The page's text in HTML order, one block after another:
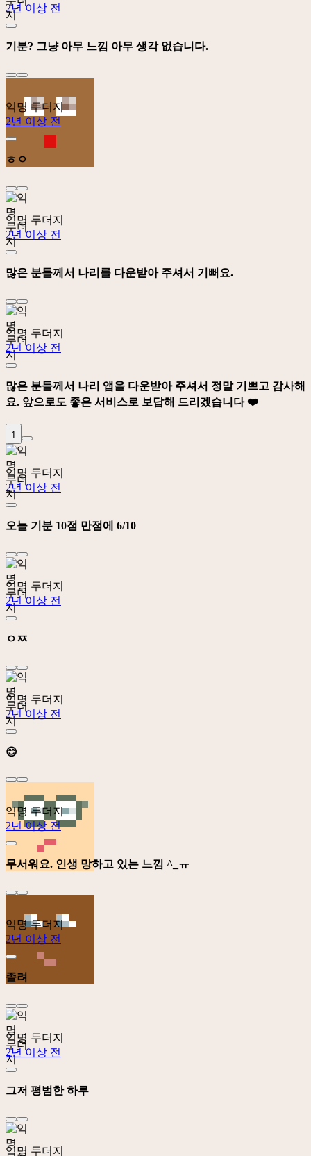
2년 이상 전
기분? 그냥 아무 느낌 아무 생각 없습니다.
익명 두더지
2년 이상 전
ㅎㅇ
익명 두더지
2년 이상 전
많은 분들께서 나리를 다운받아 주셔서 기뻐요.
익명 두더지
2년 이상 전
많은 분들께서 나리 앱을 다운받아 주셔서 정말 기쁘고 감사해
요. 앞으로도 좋은 서비스로 보답해 드리겠습니다 ❤️
1
익명 두더지
2년 이상 전
오늘 기분 10점 만점에 6/10
익명 두더지
2년 이상 전
ㅇㅉ
익명 두더지
2년 이상 전
😊
익명 두더지
2년 이상 전
무서워요. 인생 망하고 있는 느낌 ^_ㅠ
익명 두더지
2년 이상 전
졸려
익명 두더지
2년 이상 전
그저 평범한 하루
익명 두더지